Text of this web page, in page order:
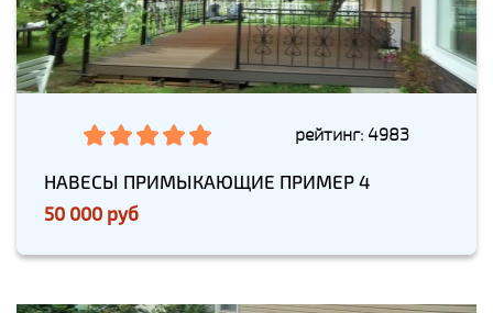
рейтинг: 4983
НАВЕСЫ ПРИМЫКАЮЩИЕ ПРИМЕР 4
50 000 руб